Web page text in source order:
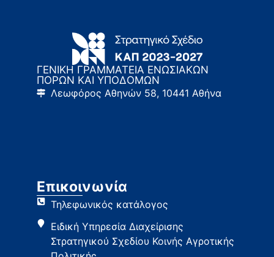
ΓΕΝΙΚΗ ΓΡΑΜΜΑΤΕΙΑ ΕΝΩΣΙΑΚΩΝ
ΠΟΡΩΝ ΚΑΙ ΥΠΟΔΟΜΩΝ
Λεωφόρος Αθηνών 58, 10441 Αθήνα
Επικοινωνία
Τηλεφωνικός κατάλογος
Ειδική Υπηρεσία Διαχείρισης
Στρατηγικού Σχεδίου Κοινής Αγροτικής